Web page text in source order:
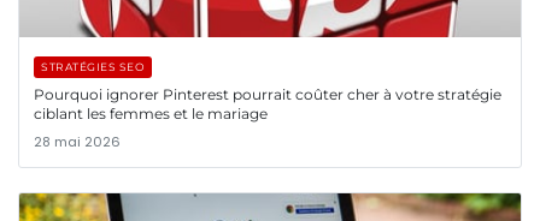
STRATÉGIES SEO
Pourquoi ignorer Pinterest pourrait coûter cher à votre stratégie
ciblant les femmes et le mariage
28 mai 2026